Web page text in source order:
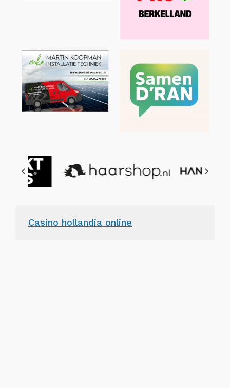
Casino hollandia online